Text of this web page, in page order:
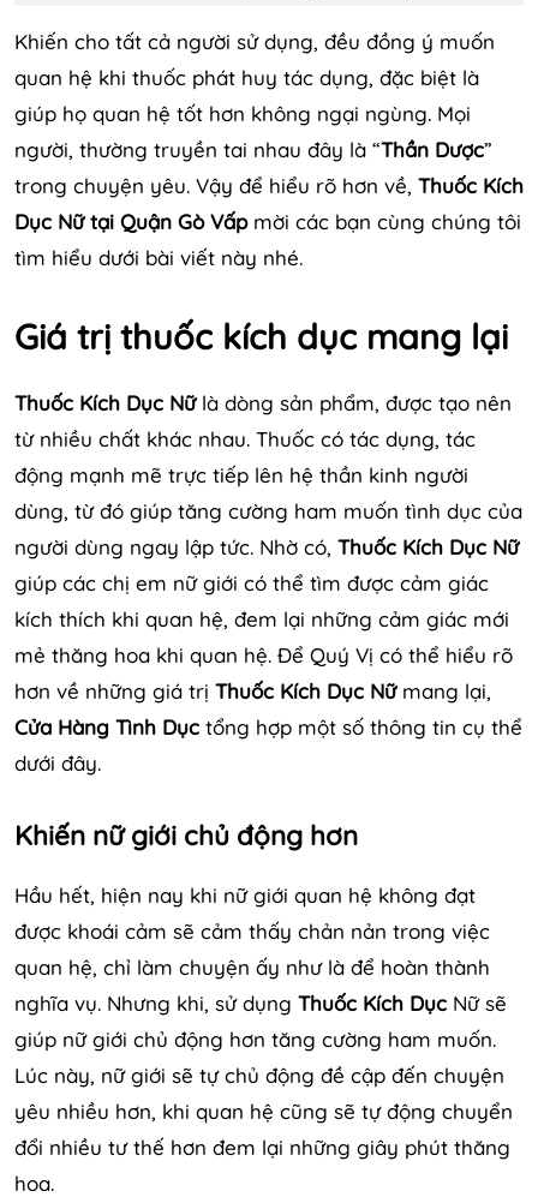
Khiến cho tất cả người sử dụng, đều đồng ý muốn
quan hệ khi thuốc phát huy tác dụng, đặc biệt là
giúp họ quan hệ tốt hơn không ngại ngùng. Mọi
người, thường truyền tai nhau đây là “Thần Dược”
trong chuyện yêu. Vậy để hiểu rõ hơn về, Thuốc Kích
Dục Nữ tại Quận Gò Vấpmời các bạn cùng chúng tôi
tìm hiểu dưới bài viết này nhé.
Giá trị thuốc kích dục mang lại
Thuốc Kích Dục Nữ là dòng sản phẩm, được tạo nên
từ nhiều chất khác nhau. Thuốc có tác dụng, tác
động mạnh mẽ trực tiếp lên hệ thần kinh người
dùng, từ đó giúp tăng cường ham muốn tình dục của
người dùng ngay lập tức. Nhờ có, Thuốc Kích Dục Nữ
giúp các chị em nữ giới có thể tìm được cảm giác
kích thích khi quan hệ, đem lại những cảm giác mới
mẻ thăng hoa khi quan hệ. Để Quý Vị có thể hiểu rõ
hơn về những giá trị Thuốc Kích Dục Nữ mang lại,
Cửa Hàng Tình Dục tổng hợp một số thông tin cụ thể
dưới đây.
Khiến nữ giới chủ động hơn
Hầu hết, hiện nay khi nữ giới quan hệ không đạt
được khoái cảm sẽ cảm thấy chản nản trong việc
quan hệ, chỉ làm chuyện ấy như là để hoàn thành
nghĩa vụ. Nhưng khi, sử dụng Thuốc Kích Dục Nữ sẽ
giúp nữ giới chủ động hơn tăng cường ham muốn.
Lúc này, nữ giới sẽ tự chủ động đề cập đến chuyện
yêu nhiều hơn, khi quan hệ cũng sẽ tự động chuyển
đổi nhiều tư thế hơn đem lại những giây phút thăng
hoa.